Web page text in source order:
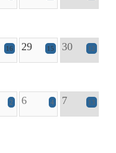
16 29 15 30 12
2 6 4 7 13